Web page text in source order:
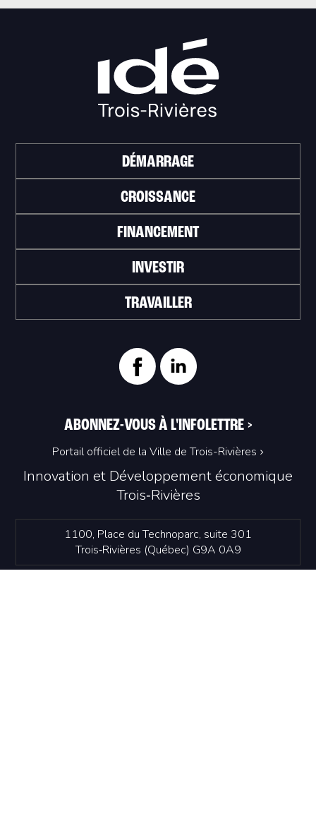
Innovation et Développement économique
Trois‑Rivières
1100, Place du Technoparc, suite 301
Trois‑Rivières (Québec) G9A 0A9
DÉMARRAGE
CROISSANCE
FINANCEMENT
INVESTIR
TRAVAILLER
ABONNEZ-VOUS À L'INFOLETTRE >
Portail officiel de la Ville de Trois-Rivières